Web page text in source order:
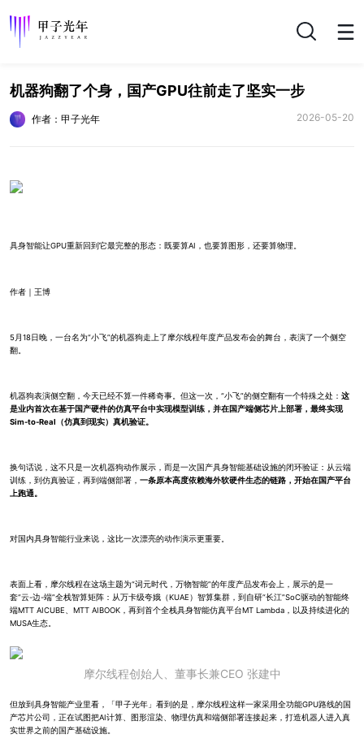
搜索
机器狗翻了个身，国产GPU往前走了坚实一步
作者：甲子光年 2026-05-20
具身智能让GPU重新回到它最完整的形态：既要算AI，也要算图形，还要算物理。
作者｜王博
5月18日晚，一台名为“小飞”的机器狗走上了摩尔线程年度产品发布会的舞台，表演了一个侧空
翻。
机器狗表演侧空翻，今天已经不算一件稀奇事。但这一次，“小飞”的侧空翻有一个特殊之处： 这
是业内首次在基于国产硬件的仿真平台中实现模型训练，并在国产端侧芯片上部署，最终实现
Sim-to-Real（仿真到现实）真机验证。
换句话说，这不只是一次机器狗动作展示，而是一次国产具身智能基础设施的闭环验证：从云端
训练，到仿真验证，再到端侧部署， 一条原本高度依赖海外软硬件生态的链路，开始在国产平台
上跑通。
对国内具身智能行业来说，这比一次漂亮的动作演示更重要。
表面上看，摩尔线程在这场主题为“词元时代，万物智能”的年度产品发布会上，展示的是一
套“云-边-端”全栈智算矩阵：从万卡级夸娥（KUAE）智算集群，到自研“长江”SoC驱动的智能终
端MTT AICUBE、MTT AIBOOK，再到首个全栈具身智能仿真平台MT Lambda，以及持续进化的
MUSA生态。
摩尔线程创始人、董事长兼CEO 张建中
但放到具身智能产业里看，「甲子光年」看到的是，摩尔线程这样一家采用全功能GPU路线的国
产芯片公司，正在试图把AI计算、图形渲染、物理仿真和端侧部署连接起来，打造机器人进入真
实世界之前的国产基础设施。